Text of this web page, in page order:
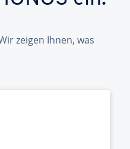
zeigen Ihnen, was